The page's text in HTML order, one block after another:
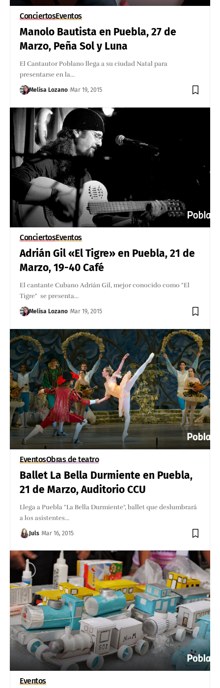
ConciertosEventos
Manolo Bautista en Puebla, 27 de
Marzo, Peña Sol y Luna
El Cantautor Poblano llega a su ciudad Natal para
presentarse en la…
Melisa Lozano Mar 19, 2015
ConciertosEventos
Adrián Gil «El Tigre» en Puebla, 21 de
Marzo, 19-40 Café
El cantante Cubano Adrián Gil, mejor conocido como "El
Tigre" se presenta…
Melisa Lozano Mar 19, 2015
EventosObras de teatro
Ballet La Bella Durmiente en Puebla,
21 de Marzo, Auditorio CCU
Llega a Puebla "La Bella Durmiente", ballet que deslumbrará
a los asistentes…
Juls Mar 16, 2015
Eventos